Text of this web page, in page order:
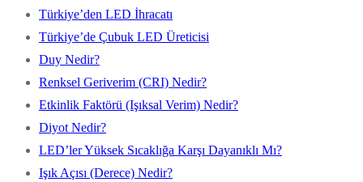
Türkiye’den LED İhracatı
Türkiye’de Çubuk LED Üreticisi
Duy Nedir?
Renksel Geriverim (CRI) Nedir?
Etkinlik Faktörü (Işıksal Verim) Nedir?
Diyot Nedir?
LED’ler Yüksek Sıcaklığa Karşı Dayanıklı Mı?
Işık Açısı (Derece) Nedir?